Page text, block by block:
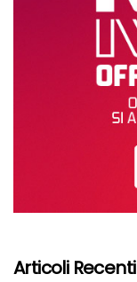
Articoli Recenti